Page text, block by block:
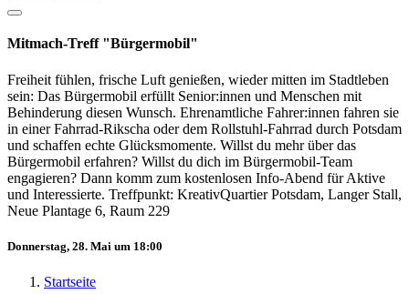
Mitmach-Treff "Bürgermobil"
Freiheit fühlen, frische Luft genießen, wieder mitten im Stadtleben
sein: Das Bürgermobil erfüllt Senior:innen und Menschen mit
Behinderung diesen Wunsch. Ehrenamtliche Fahrer:innen fahren sie
in einer Fahrrad-Rikscha oder dem Rollstuhl-Fahrrad durch Potsdam
und schaffen echte Glücksmomente. Willst du mehr über das
Bürgermobil erfahren? Willst du dich im Bürgermobil-Team
engagieren? Dann komm zum kostenlosen Info-Abend für Aktive
und Interessierte. Treffpunkt: KreativQuartier Potsdam, Langer Stall,
Neue Plantage 6, Raum 229
Donnerstag, 28. Mai um 18:00
Startseite